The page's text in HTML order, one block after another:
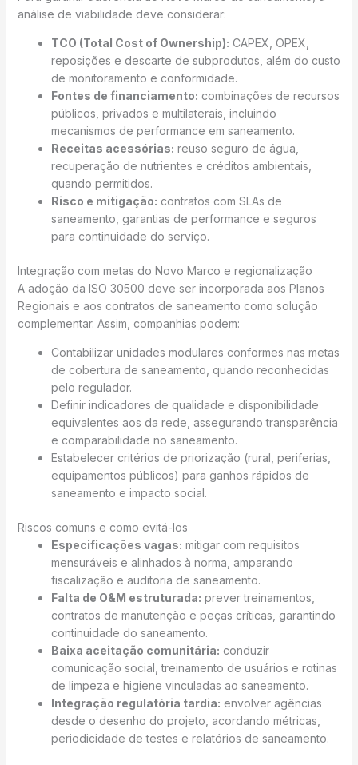
análise de viabilidade deve considerar:
TCO (Total Cost of Ownership): CAPEX, OPEX,
reposições e descarte de subprodutos, além do custo
de monitoramento e conformidade.
Fontes de financiamento: combinações de recursos
públicos, privados e multilaterais, incluindo
mecanismos de performance em saneamento.
Receitas acessórias: reuso seguro de água,
recuperação de nutrientes e créditos ambientais,
quando permitidos.
Risco e mitigação: contratos com SLAs de
saneamento, garantias de performance e seguros
para continuidade do serviço.
Integração com metas do Novo Marco e regionalização
A adoção da ISO 30500 deve ser incorporada aos Planos
Regionais e aos contratos de saneamento como solução
complementar. Assim, companhias podem:
Contabilizar unidades modulares conformes nas metas
de cobertura de saneamento, quando reconhecidas
pelo regulador.
Definir indicadores de qualidade e disponibilidade
equivalentes aos da rede, assegurando transparência
e comparabilidade no saneamento.
Estabelecer critérios de priorização (rural, periferias,
equipamentos públicos) para ganhos rápidos de
saneamento e impacto social.
Riscos comuns e como evitá-los
Especificações vagas: mitigar com requisitos
mensuráveis e alinhados à norma, amparando
fiscalização e auditoria de saneamento.
Falta de O&M estruturada: prever treinamentos,
contratos de manutenção e peças críticas, garantindo
continuidade do saneamento.
Baixa aceitação comunitária: conduzir
comunicação social, treinamento de usuários e rotinas
de limpeza e higiene vinculadas ao saneamento.
Integração regulatória tardia: envolver agências
desde o desenho do projeto, acordando métricas,
periodicidade de testes e relatórios de saneamento.